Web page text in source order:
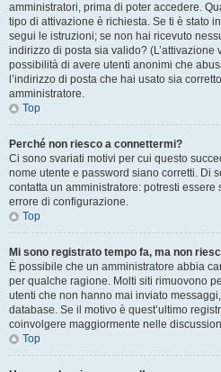
amministratori, prima di poter accedere.
tipo di attivazione è richiesta. Se ti è stato
segui le istruzioni; se non hai ricevuto
indirizzo di posta sia valido? (L’attivazione
possibilità di avere utenti anonimi che
l’indirizzo di posta che hai usato sia
amministratore.
Top
Perché non riesco a connettermi?
Ci sono svariati motivi per cui questo
nome utente e password siano corretti. Di
contatta un amministratore: potresti
errore di configurazione.
Top
Mi sono registrato tempo fa, ma non
È possibile che un amministratore abbia
per qualche ragione. Molti siti rimuovono
utenti che non hanno mai inviato
database. Se il motivo è quest’ultimo
coinvolgere maggiormente nelle
Top